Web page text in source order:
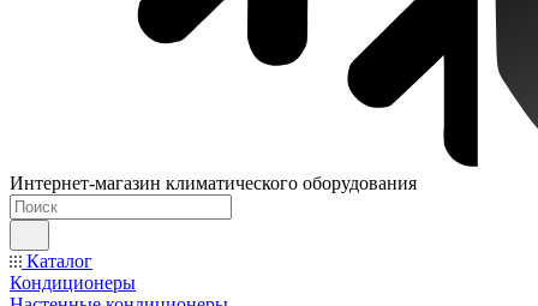
Интернет-магазин климатического оборудования
Каталог
Кондиционеры